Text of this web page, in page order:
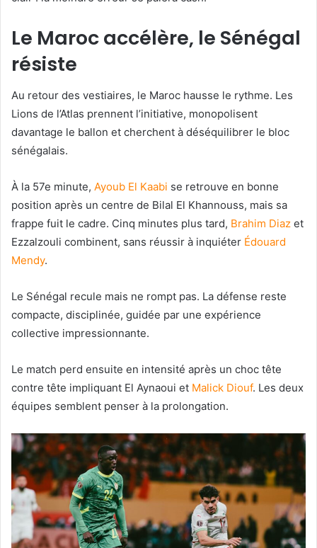
Le Maroc accélère, le Sénégal
résiste
Au retour des vestiaires, le Maroc hausse le rythme. Les
Lions de l’Atlas prennent l’initiative, monopolisent
davantage le ballon et cherchent à déséquilibrer le bloc
sénégalais.
À la 57e minute, Ayoub El Kaabi se retrouve en bonne
position après un centre de Bilal El Khannouss, mais sa
frappe fuit le cadre. Cinq minutes plus tard, Brahim Diaz et
Ezzalzouli combinent, sans réussir à inquiéter Édouard
Mendy.
Le Sénégal recule mais ne rompt pas. La défense reste
compacte, disciplinée, guidée par une expérience
collective impressionnante.
Le match perd ensuite en intensité après un choc tête
contre tête impliquant El Aynaoui et Malick Diouf. Les deux
équipes semblent penser à la prolongation.